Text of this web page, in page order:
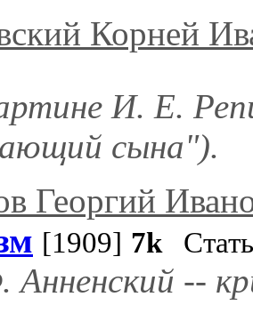
Корней
И. Е.
сына").
Георгий
[1909] 7k
--